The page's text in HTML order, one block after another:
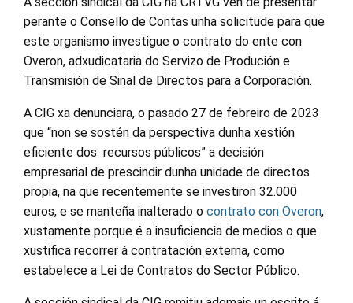
perante o Consello de Contas unha solicitude para que
este organismo investigue o contrato do ente con
Overon, adxudicataria do Servizo de Produción e
Transmisión de Sinal de Directos para a Corporación.
A CIG xa denunciara, o pasado 27 de febreiro de 2023
que “non se sostén da perspectiva dunha xestión
eficiente dos recursos públicos” a decisión
empresarial de prescindir dunha unidade de directos
propia, na que recentemente se investiron 32.000
euros, e se manteña inalterado o contrato con Overon,
xustamente porque é a insuficiencia de medios o que
xustifica recorrer á contratación externa, como
estabelece a Lei de Contratos do Sector Público.